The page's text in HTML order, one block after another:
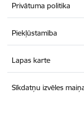
Privātuma politika
Piekļūstamība
Lapas karte
Sīkdatņu izvēles